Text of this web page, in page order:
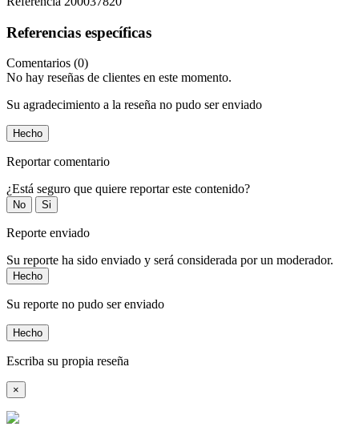
Referencias específicas
Comentarios (0)
No hay reseñas de clientes en este momento.
Su agradecimiento a la reseña no pudo ser enviado
Hecho
Reportar comentario
¿Está seguro que quiere reportar este contenido?
No Si
Reporte enviado
Su reporte ha sido enviado y será considerada por un moderador.
Hecho
Su reporte no pudo ser enviado
Hecho
Escriba su propia reseña
×